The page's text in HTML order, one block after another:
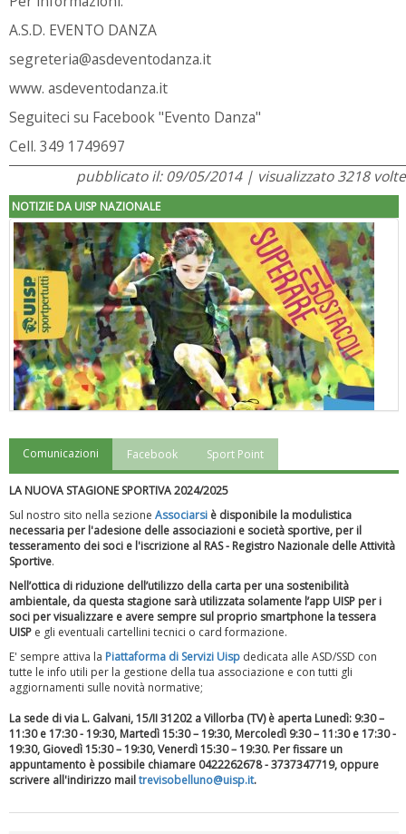
A.S.D. EVENTO DANZA
segreteria@asdeventodanza.it
www. asdeventodanza.it
Seguiteci su Facebook "Evento Danza"
Cell. 349 1749697
pubblicato il: 09/05/2014 | visualizzato 3218 volte
NOTIZIE DA UISP NAZIONALE
"Superare gli ostacoli": la relazione di Tiziano Pesce al CN Uisp
rivoluzioni"
Comunicazioni Facebook Sport Point
LA NUOVA STAGIONE SPORTIVA 2024/2025
Sul nostro sito nella sezione Associarsi è disponibile la modulistica
necessaria per l'adesione delle associazioni e società sportive, per il
tesseramento dei soci e l'iscrizione al RAS - Registro Nazionale delle Attività
Sportive.
Nell’ottica di riduzione dell’utilizzo della carta per una sostenibilità
ambientale, da questa stagione sarà utilizzata solamente l’app UISP per i
soci per visualizzare e avere sempre sul proprio smartphone la tessera
UISP e gli eventuali cartellini tecnici o card formazione.
E' sempre attiva la Piattaforma di Servizi Uisp dedicata alle ASD/SSD con
tutte le info utili per la gestione della tua associazione e con tutti gli
aggiornamenti sulle novità normative;
La sede di via L. Galvani, 15/II 31202 a Villorba (TV) è aperta Lunedì: 9:30 –
11:30 e 17:30 - 19:30, Martedì 15:30 – 19:30, Mercoledì 9:30 – 11:30 e 17:30 -
19:30, Giovedì 15:30 – 19:30, Venerdì 15:30 – 19:30. Per fissare un
appuntamento è possibile chiamare 0422262678 - 3737347719, oppure
scrivere all'indirizzo mailtrevisobelluno@uisp.it.